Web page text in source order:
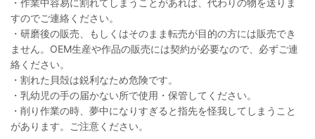
すのでご連絡ください。
・研磨後の販売、もしくはそのまま転売が目的の方には販売でき
ません。OEM生産や作品の販売には契約が必要なので、必ずご連
絡ください。
・割れた貝殻は鋭利なため危険です。
・乳幼児の手の届かない所で使用・保管してください。
・削り作業の時、夢中になりすぎると指先を怪我してしまうこと
があります。ご注意ください。